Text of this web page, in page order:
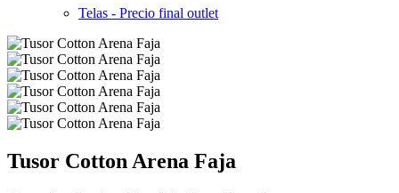
Telas - Precio final outlet
Tusor Cotton Arena Faja